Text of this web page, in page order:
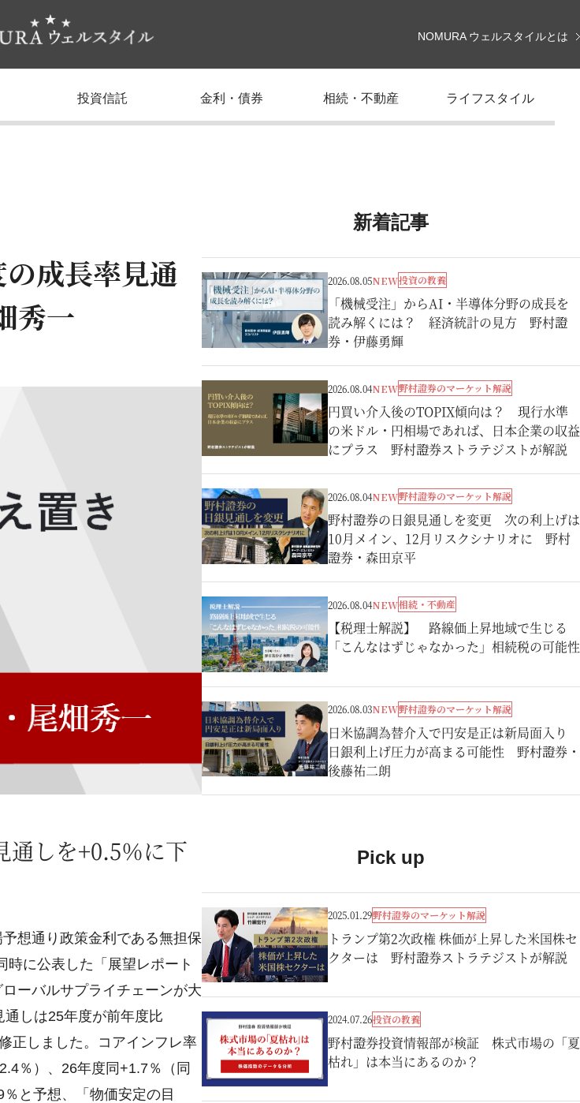
NOMURA ウェルスタイルとは
投資信託 金利・債券 相続・不動産 ライフスタイル
成長率見通
秀一
通しを+0.5％に下
想通り政策金利である無担保
に公表した「展望レポート
ーバルサプライチェーンが大
しは25年度が前年度比
正しました。コアインフレ率
％）、26年度同+1.7％（同
と予想、「物価安定の目
新着記事
2026.08.05NEW投資の教養
「機械受注」からAI・半導体分野の成長を
読み解くには？ 経済統計の見方 野村證
券・伊藤勇輝
2026.08.04NEW野村證券のマーケット解説
円買い介入後のTOPIX傾向は？ 現行水準
の米ドル・円相場であれば、日本企業の収益
にプラス 野村證券ストラテジストが解説
2026.08.04NEW野村證券のマーケット解説
野村證券の日銀見通しを変更 次の利上げは
10月メイン、12月リスクシナリオに 野村
證券・森田京平
2026.08.04NEW相続・不動産
【税理士解説】 路線価上昇地域で生じる
「こんなはずじゃなかった」相続税の可能性
2026.08.03NEW野村證券のマーケット解説
日米協調為替介入で円安是正は新局面入り
日銀利上げ圧力が高まる可能性 野村證券・
後藤祐二朗
Pick up
2025.01.29野村證券のマーケット解説
トランプ第2次政権 株価が上昇した米国株セ
クターは 野村證券ストラテジストが解説
2024.07.26投資の教養
野村證券投資情報部が検証 株式市場の「夏
枯れ」は本当にあるのか？